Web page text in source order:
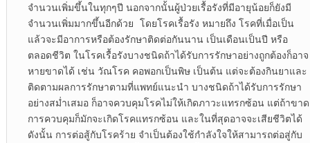
จำนวนเพิ่มขึ้นในทุกๆปี นอกจากนั้นผู้ป่วยเรื้อรังที่มีอายุน้อยก็ยังมี
จำนวนเพิ่มมากขึ้นอีกด้วย โดยโรคเรื้อรัง หมายถึง โรคที่เมื่อเป็น
แล้วจะมีอาการหรือต้องรักษาติดต่อกันนาน เป็นเดือนเป็นปี หรือ
ตลอดชีวิต ในโรคเรื้อรังบางชนิดถ้าได้รับการรักษาอย่างถูกต้องก็อาจ
หายขาดได้ เช่น วัณโรค คอพอกเป็นพิษ เป็นต้น แต่จะต้องกินยาและ
ติดตามผลการรักษาตามที่แพทย์แนะนำ บางชนิดถ้าได้รับการรักษา
อย่างสม่ำเสมอ ก็อาจควบคุมโรคไม่ให้เกิดภาวะแทรกซ้อน แต่ถ้าขาด
การควบคุมก็มักจะเกิดโรคแทรกซ้อน และในที่สุดอาจจะเสียชีวิตได้
ดังนั้น การต่อสู้กับโรคร้าย จำเป็นต้องใช้กำลังใจให้สามารถต่อสู่กับ